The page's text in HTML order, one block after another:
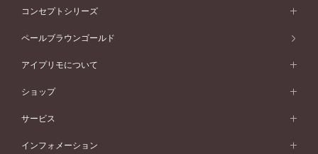
ピンクゴールド
ペールブラウンゴールド
ウェーブライン
V字ライン
ワンサイドメレ
ダブルサイドメレ
シンプル
フェミニン
モード
50万円台～
40万円台～
30万円台～
婚約指輪 人気ランキング
婚約ネックレス
ダイヤモンドシェイプコレクション
ピンクゴールド
ペールブラウンゴールド
ウェーブライン
V字ライン
ワンメレ
セベラルメレ
シンプル
フェミニン
モード
50万円～
40万円～50万円
ピンクゴールド
ペールブラウンゴールド
エタニティリング一覧
ピンクゴールド
ペールブラウンゴールド
アニバーサリージュエリー
アニバーサリージュエリー一覧
ファッションリング
ブレスレット
コンセプトシリーズ
コンセプトシリーズ
オリジンビリーフ
エトワル
スワハ
ペールブラウンゴールド
アイプリモについて
アイプリモについて
パーソナルハンド診断
デザインへのこだわり
ショップ
店舗一覧
北海道
サービス
プロポーズサポート
インフォメーション